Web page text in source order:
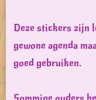
Deze stickers zijn
gewone agenda
goed gebruiken.